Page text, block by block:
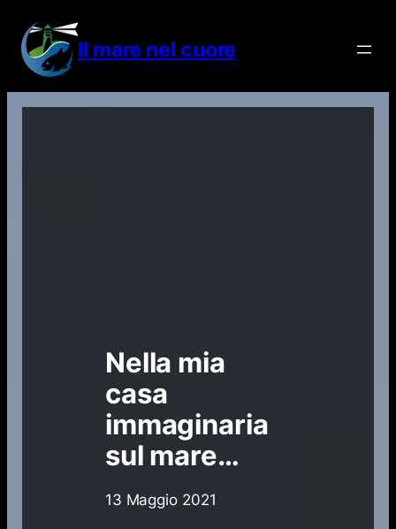
contenuto
Il mare nel cuore
Nella mia
casa
immaginaria
sul mare…
13 Maggio 2021